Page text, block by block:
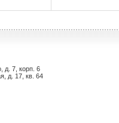
д. 7, корп. 6
д. 17, кв. 64